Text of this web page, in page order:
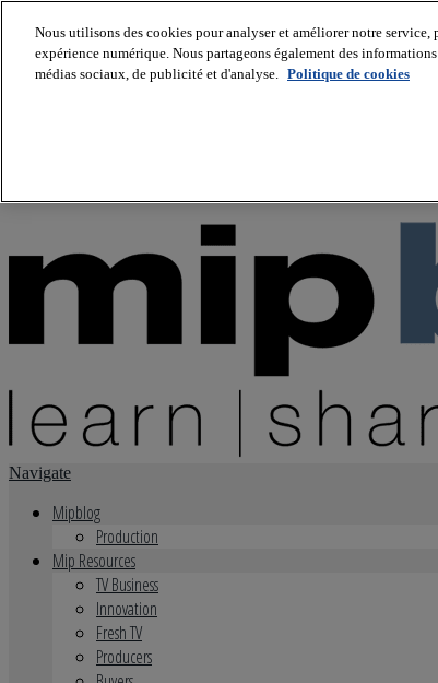
About us
Navigate
Mipblog
Production
Mip Resources
TV Business
Innovation
Fresh TV
Producers
Nous utilisons des cookies pour analyser et améliorer notre
expérience numérique. Nous partageons également des
médias sociaux, de publicité et d'analyse. Politique de cookies